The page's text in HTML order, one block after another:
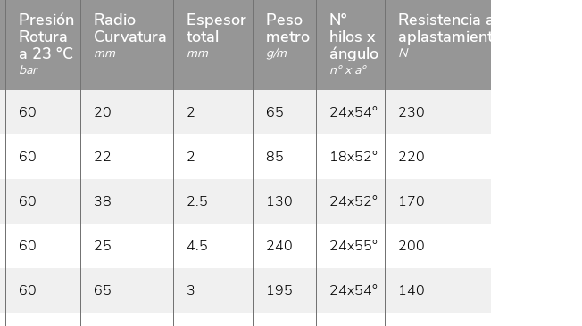
Presión
Rotura
a 23 °C
bar
Radio
Curvatura
mm
Espesor
total
mm
Peso
metro
g/m
Nº
hilos x
ángulo
n° x a°
Resistencia al
aplastamiento
N
60 20 2 65 24x54° 230
60 22 2 85 18x52° 220
60 38 2.5 130 24x52° 170
60 25 4.5 240 24x55° 200
60 65 3 195 24x54° 140